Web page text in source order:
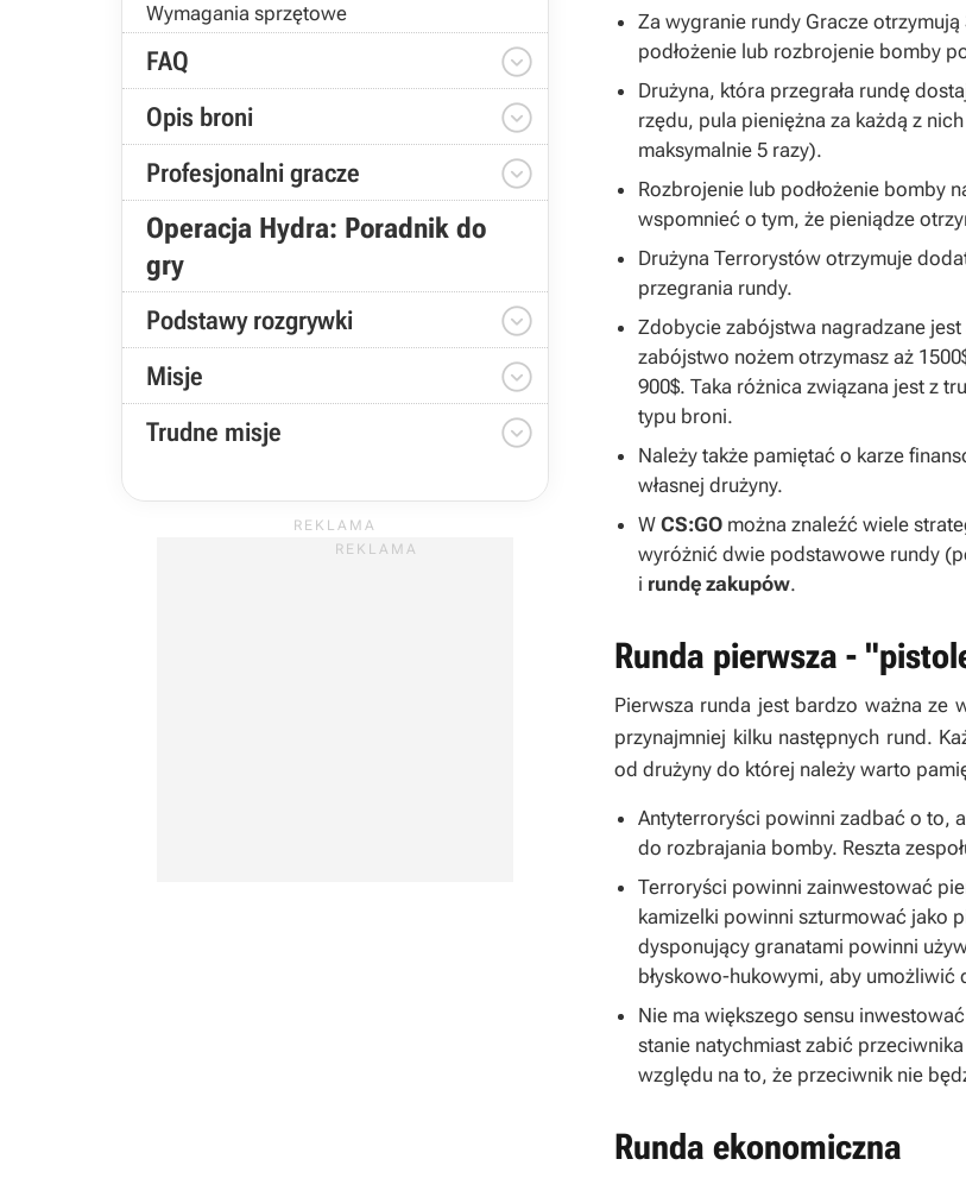
Wymagania sprzętowe
FAQ 
Opis broni 
Profesjonalni gracze 
Operacja Hydra: Poradnik do
gry
Podstawy rozgrywki 
Misje 
Trudne misje 
Za wygranie rundy Gracze
podłożenie lub rozbrojenie bomby
Drużyna, która przegrała rundę
rzędu, pula pieniężna za każdą z
maksymalnie 5 razy).
Rozbrojenie lub podłożenie bomby
wspomnieć o tym, że pieniądze
Drużyna Terrorystów otrzymuje
przegrania rundy.
Zdobycie zabójstwa nagradzane jest
zabójstwo nożem otrzymasz aż
900$. Taka różnica związana jest z
typu broni.
Należy także pamiętać o karze
własnej drużyny.
W CS:GO można znaleźć wiele
wyróżnić dwie podstawowe rundy
i rundę zakupów.
Runda pierwsza -
Pierwsza runda jest bardzo ważna ze
przynajmniej kilku następnych rund.
od drużyny do której należy warto
Antyterroryści powinni zadbać o to,
do rozbrajania bomby. Reszta
Terroryści powinni zainwestować
kamizelki powinni szturmować jako
dysponujący granatami powinni
błyskowo-hukowymi, aby umożliwić
Nie ma większego sensu
stanie natychmiast zabić
względu na to, że przeciwnik nie
Runda ekonomiczna